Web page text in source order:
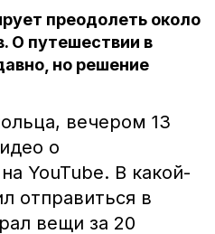
преодолеть около
О путешествии в
но решение
вечером 13
о
YouTube. В какой-
отправиться в
вещи за 20